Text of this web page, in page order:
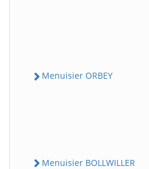
Menuisier ORBEY
Menuisier BOLLWILLER